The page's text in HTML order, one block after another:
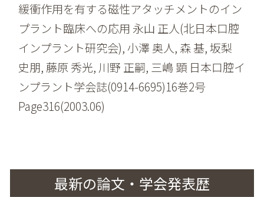
緩衝作用を有する磁性アタッチメントのイン
プラント臨床への応用 永山 正人(北日本口腔
インプラント研究会), 小澤 奥人, 森 基, 坂梨
史朋, 藤原 秀光, 川野 正嗣, 三嶋 顕 日本口腔イ
ンプラント学会誌(0914-6695)16巻2号
Page316(2003.06)
最新の論文・学会発表歴